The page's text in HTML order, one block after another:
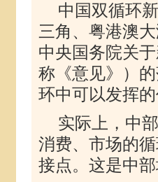
中国双循环
三角、粤港澳
中央国务院关
称《意见》）
环中可以发挥
实际上，中
消费、市场的
接点。这是中